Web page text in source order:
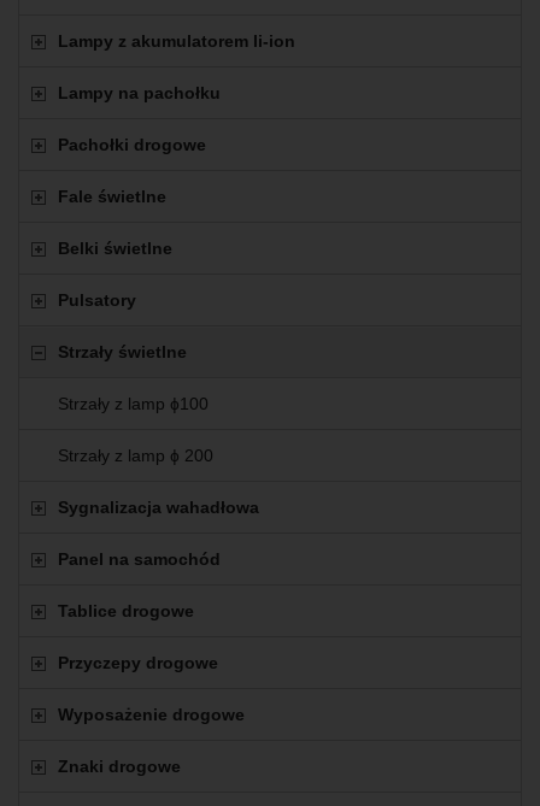
Lampy z akumulatorem li-ion
Lampy na pachołku
Pachołki drogowe
Fale świetlne
Belki świetlne
Pulsatory
Strzały świetlne
Strzały z lamp ɸ100
Strzały z lamp ɸ 200
Sygnalizacja wahadłowa
Panel na samochód
Tablice drogowe
Przyczepy drogowe
Wyposażenie drogowe
Znaki drogowe